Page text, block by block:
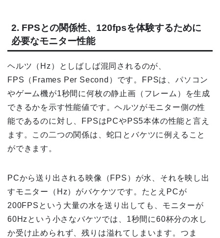
2. FPSとの関係性、120fpsを体験するために
必要なモニター性能
ヘルツ（Hz）としばしば混同されるのが、
FPS（Frames Per Second）です。FPSは、パソコン
やゲーム機が1秒間に何枚の静止画（フレーム）を生成
できるかを示す性能値です。ヘルツがモニター側の性
能であるのに対し、FPSはPCやPS5本体の性能と言え
ます。この二つの関係は、蛇口とバケツに例えること
ができます。
PCから送り出される映像（FPS）が水、それを映し出
すモニター（Hz）がバケケツです。たとえPCが
200FPSという大量の水を送り出しても、モニターが
60Hzという小さなバケツでは、1秒間に60杯分の水し
か受け止められず、残りは溢れてしまいます。つま